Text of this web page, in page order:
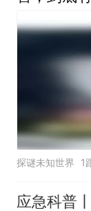
探谜未知世界 1
应急科普